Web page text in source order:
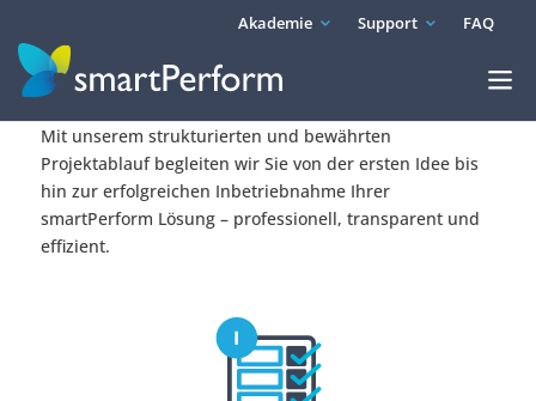
Akademie Support FAQ
Unser gemeinsamer Weg zum
smartPerform-Projekt
Mit unserem strukturierten und bewährten
Projektablauf begleiten wir Sie von der ersten Idee bis
hin zur erfolgreichen Inbetriebnahme Ihrer
smartPerform Lösung – professionell, transparent und
effizient.